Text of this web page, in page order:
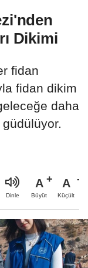
Dikimi
fidan
fidan dikim
daha
Dinle
A
Büyüt
A
Küçült